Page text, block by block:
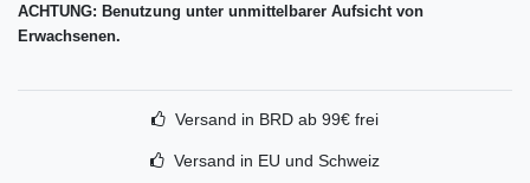
ACHTUNG: Benutzung unter unmittelbarer Aufsicht von
Erwachsenen.
Versand in BRD ab 99€ frei
Versand in EU und Schweiz